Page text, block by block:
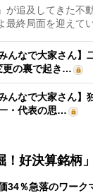
追及してきた不
最終局面を迎えて
んなで大家さん】
更の裏で起き…
んなで大家さん】
・代表の思…
好決算銘柄」
価34％急落のワーク